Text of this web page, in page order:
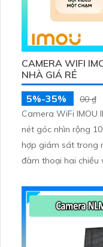
CAMERA WIFI
NHÀ GIÁ RẺ
5%-35%
00 ₫
Camera WiFi IMOU
nét góc nhìn rộng
hợp giám sát trong nhà. Hỗ trợ gọi video
đàm thoại hai chiều
256GB hoặc lưu
phòng nhỏ.